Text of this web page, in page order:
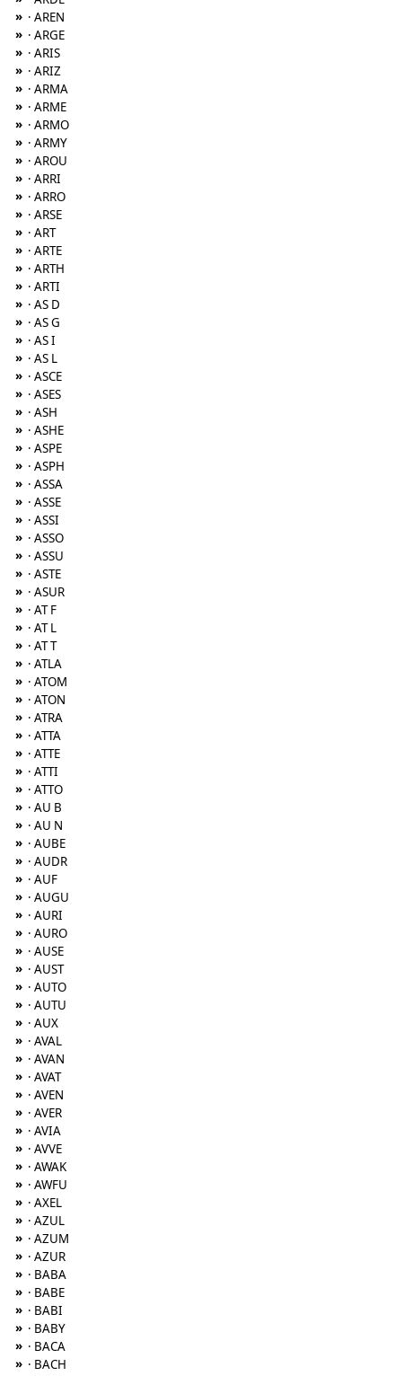
» · AREN
» · ARGE
» · ARIS
» · ARIZ
» · ARMA
» · ARME
» · ARMO
» · ARMY
» · AROU
» · ARRI
» · ARRO
» · ARSE
» · ART
» · ARTE
» · ARTH
» · ARTI
» · AS D
» · AS G
» · AS I
» · AS L
» · ASCE
» · ASES
» · ASH
» · ASHE
» · ASPE
» · ASPH
» · ASSA
» · ASSE
» · ASSI
» · ASSO
» · ASSU
» · ASTE
» · ASUR
» · AT F
» · AT L
» · AT T
» · ATLA
» · ATOM
» · ATON
» · ATRA
» · ATTA
» · ATTE
» · ATTI
» · ATTO
» · AU B
» · AU N
» · AUBE
» · AUDR
» · AUF
» · AUGU
» · AURI
» · AURO
» · AUSE
» · AUST
» · AUTO
» · AUTU
» · AUX
» · AVAL
» · AVAN
» · AVAT
» · AVEN
» · AVER
» · AVIA
» · AVVE
» · AWAK
» · AWFU
» · AXEL
» · AZUL
» · AZUM
» · AZUR
» · BABA
» · BABE
» · BABI
» · BABY
» · BACA
» · BACH